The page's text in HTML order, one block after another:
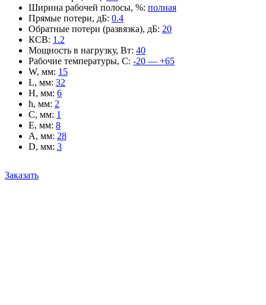
Ширина рабочей полосы, %: полная
Прямые потери, дБ: 0.4
Обратные потери (развязка), дБ: 20
КСВ: 1.2
Мощность в нагрузку, Вт: 40
Рабочие температуры, С: -20 — +65
W, мм: 15
L, мм: 32
H, мм: 6
h, мм: 2
C, мм: 1
E, мм: 8
A, мм: 28
D, мм: 3
Заказать